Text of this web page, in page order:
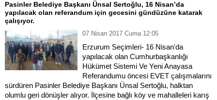
Pasinler Belediye Başkanı Ünsal Sertoğlu, 16 Nisan’da
yapılacak olan referandum için gecesini gündüzüne katarak
çalışıyor.
07 Nisan 2017 Cuma 12:05
Erzurum Seçimleri- 16 Nisan'da
yapılacak olan Cumhurbaşkanlığı
Hükümet Sistemi Ve Yeni Anayasa
Referandumu öncesi EVET çalışmalarını
sürdüren Pasinler Belediye Başkanı Ünsal Sertoğlu, halktan
olumlu geri dönüşler alıyor. İlçesine bağlı köy ve mahalleleri karış